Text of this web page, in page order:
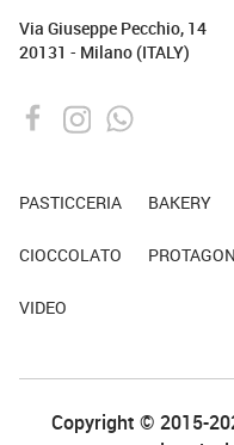
Via Giuseppe Pecchio, 14
20131 - Milano (ITALY)
PASTICCERIA BAKERY
CIOCCOLATO
VIDEO
Copyright © 2015-